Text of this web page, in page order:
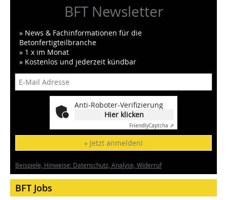
BFT Newsletter
» News & Fachinformationen für die
Betonfertigteilbranche
» 1 x im Monat
» Kostenlos und jederzeit kündbar
Anti-Roboter-Verifizierung
Hier klicken
FriendlyCaptcha ⇗
» Jetzt anmelden!
Beispiele, Hinweise: Datenschutz, Analyse, Widerruf
BFT Jobs